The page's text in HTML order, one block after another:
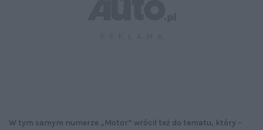
W tym samym numerze „Motor” wrócił też do tematu, który –